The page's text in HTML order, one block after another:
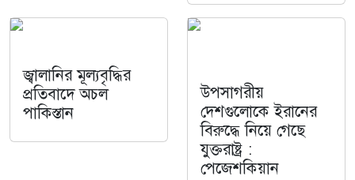
জ্বালানির মূল্যবৃদ্ধির
প্রতিবাদে অচল
পাকিস্তান
উপসাগরীয়
দেশগুলোকে ইরানের
বিরুদ্ধে নিয়ে গেছে
যুক্তরাষ্ট্র :
পেজেশকিয়ান